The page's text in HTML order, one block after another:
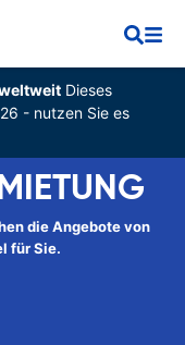
Dieses
- nutzen Sie es
die Angebote von
für Sie.